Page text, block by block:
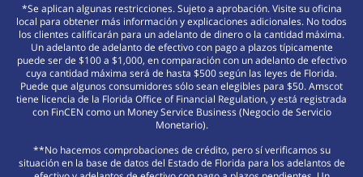
*Se aplican algunas restricciones. Sujeto a aprobación. Visite su oficina
local para obtener más información y explicaciones adicionales. No todos
los clientes calificarán para un adelanto de dinero o la cantidad máxima.
Un adelanto de adelanto de efectivo con pago a plazos típicamente
puede ser de $100 a $1,000, en comparación con un adelanto de efectivo
cuya cantidad máxima será de hasta $500 según las leyes de Florida.
Puede que algunos consumidores sólo sean elegibles para $50. Amscot
tiene licencia de la Florida Office of Financial Regulation, y está registrada
con FinCEN como un Money Service Business (Negocio de Servicio
Monetario).
**No hacemos comprobaciones de crédito, pero sí verificamos su
situación en la base de datos del Estado de Florida para los adelantos de